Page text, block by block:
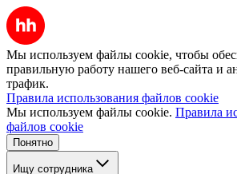
Мы используем файлы cookie, чтобы
правильную работу нашего веб-сайта и
трафик.
Правила использования файлов cookie
Мы используем файлы cookie. Правила
файлов cookie
Понятно
Ищу сотрудника